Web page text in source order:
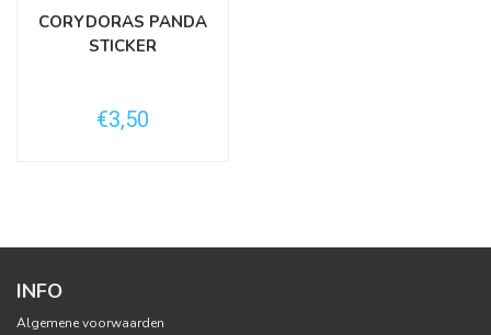
CORYDORAS PANDA
STICKER
€3,50
INFO
Algemene voorwaarden